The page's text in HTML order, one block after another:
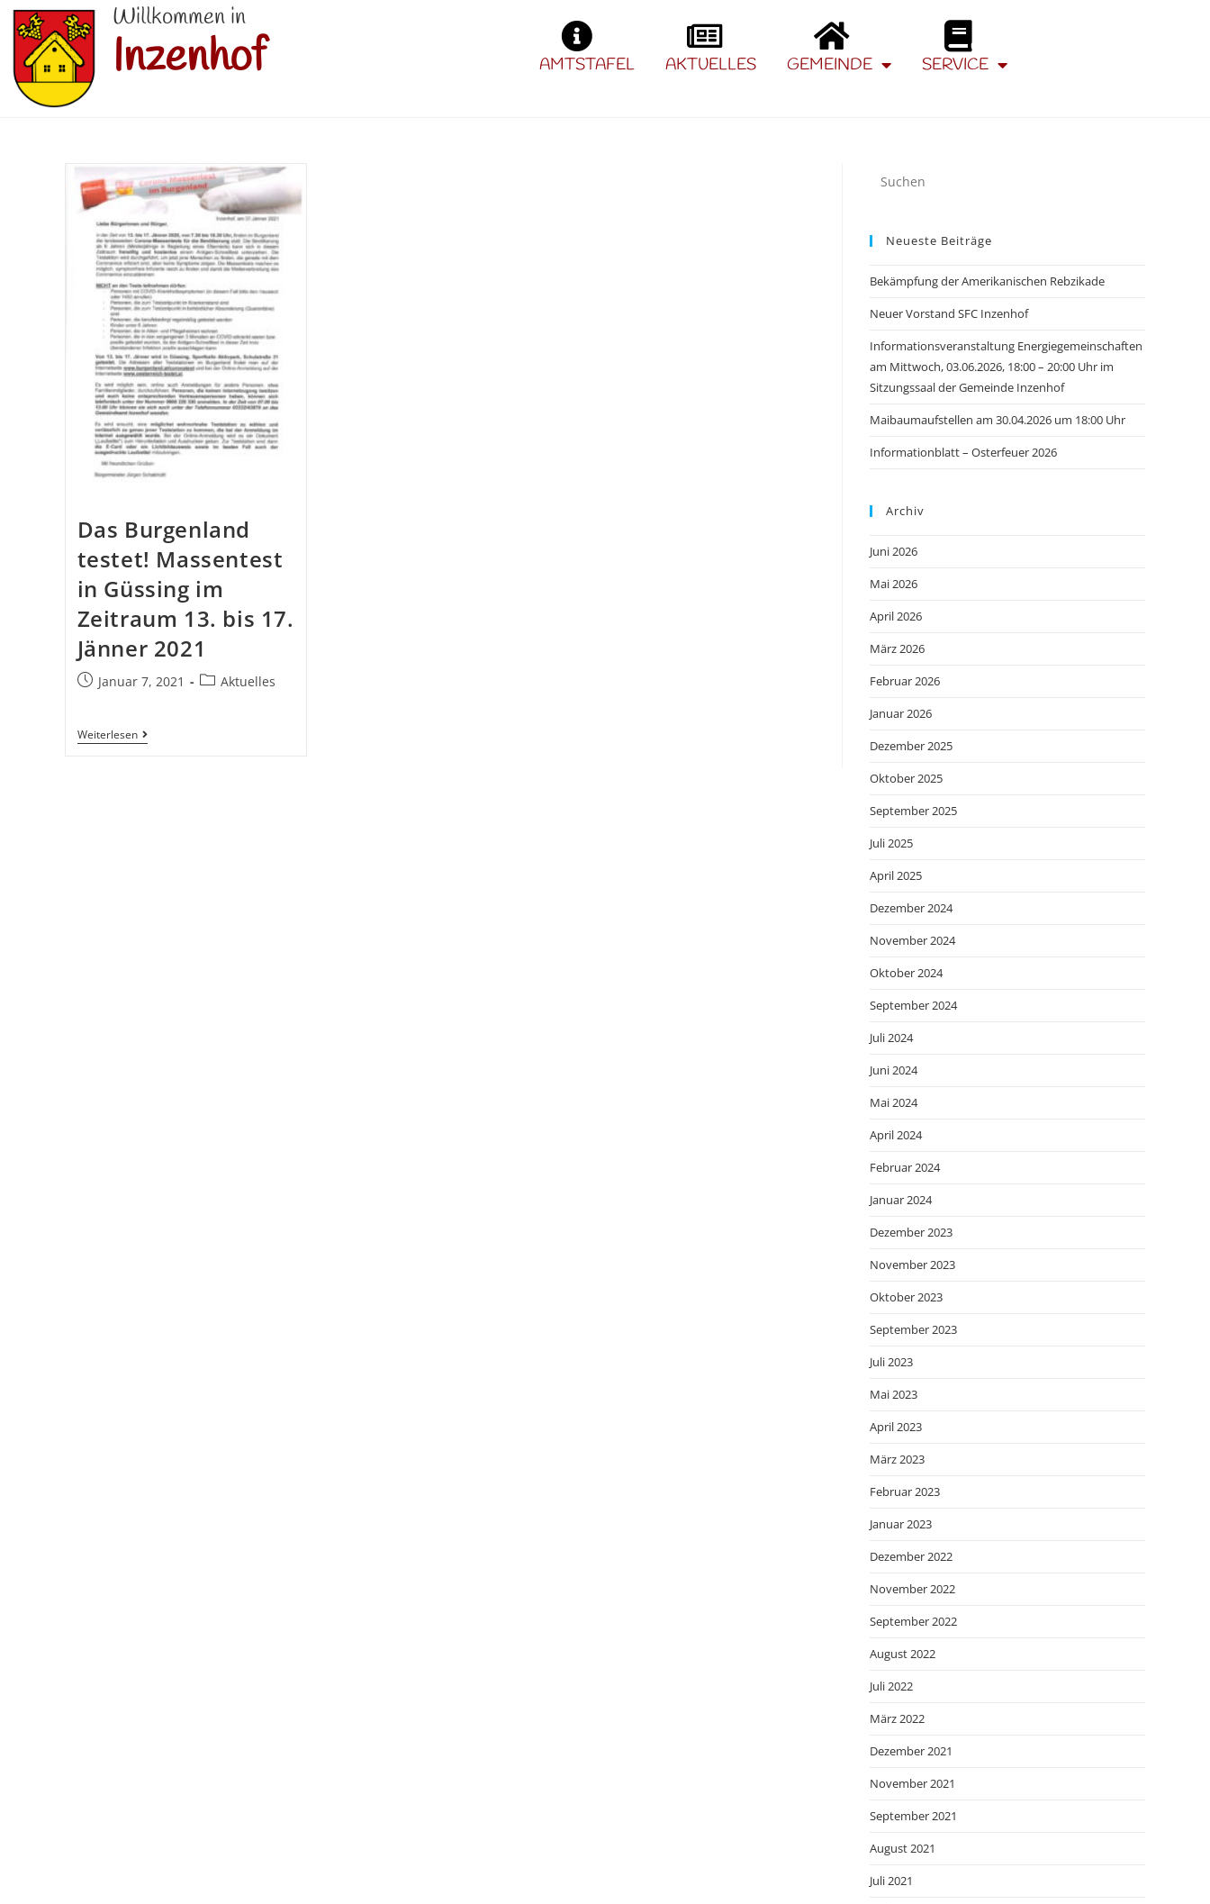
Willkommen in
Inzenhof AMTSTAFEL AKTUELLES GEMEINDE SERVICE
Das Burgenland
testet! Massentest
in Güssing im
Zeitraum 13. bis 17.
Jänner 2021
Januar 7, 2021 Aktuelles
Weiterlesen
Neueste Beiträge
Bekämpfung der Amerikanischen Rebzikade
Neuer Vorstand SFC Inzenhof
Informationsveranstaltung Energiegemeinschaften
am Mittwoch, 03.06.2026, 18:00 – 20:00 Uhr im
Sitzungssaal der Gemeinde Inzenhof
Maibaumaufstellen am 30.04.2026 um 18:00 Uhr
Informationblatt – Osterfeuer 2026
Archiv
Juni 2026
Mai 2026
April 2026
März 2026
Februar 2026
Januar 2026
Dezember 2025
Oktober 2025
September 2025
Juli 2025
April 2025
Dezember 2024
November 2024
Oktober 2024
September 2024
Juli 2024
Juni 2024
Mai 2024
April 2024
Februar 2024
Januar 2024
Dezember 2023
November 2023
Oktober 2023
September 2023
Juli 2023
Mai 2023
April 2023
März 2023
Februar 2023
Januar 2023
Dezember 2022
November 2022
September 2022
August 2022
Juli 2022
März 2022
Dezember 2021
November 2021
September 2021
August 2021
Juli 2021